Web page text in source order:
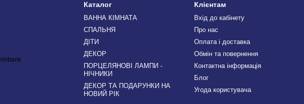
Каталог
ВАННА КІМНАТА
СПАЛЬНЯ
ДІТИ
ДЕКОР
ПОРЦЕЛЯНОВІ ЛАМПИ -
НІЧНИКИ
ДЕКОР ТА ПОДАРУНКИ НА
НОВИЙ РІК
Клієнтам
Вхід до кабінету
Про нас
Оплата і доставка
Обмін та повернення
Контактна інформація
Блог
Угода користувача